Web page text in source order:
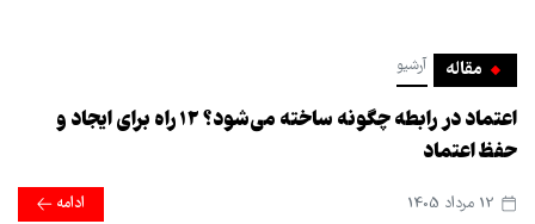
مقاله آرشیو
اعتماد در رابطه چگونه ساخته می‌شود؟ ۱۲ راه برای ایجاد و
حفظ اعتماد
ادامه